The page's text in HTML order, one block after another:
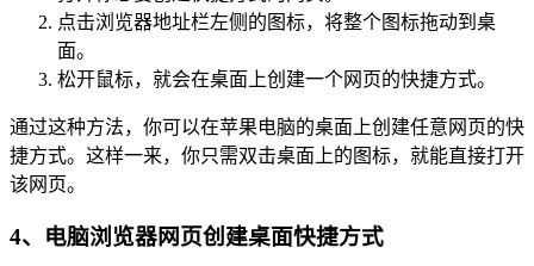
点击浏览器地址栏左侧的图标，将整个图标拖动到桌
面。
松开鼠标，就会在桌面上创建一个网页的快捷方式。
通过这种方法，你可以在苹果电脑的桌面上创建任意网页的快
捷方式。这样一来，你只需双击桌面上的图标，就能直接打开
该网页。
4、电脑浏览器网页创建桌面快捷方式